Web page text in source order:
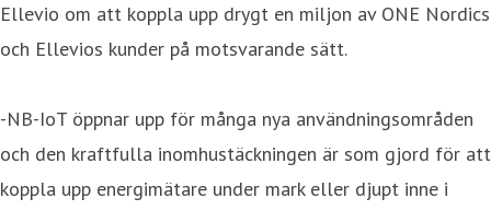
Ellevio om att koppla upp drygt en miljon av ONE Nordics
och Ellevios kunder på motsvarande sätt.
-NB-IoT öppnar upp för många nya användningsområden
och den kraftfulla inomhustäckningen är som gjord för att
koppla upp energimätare under mark eller djupt inne i